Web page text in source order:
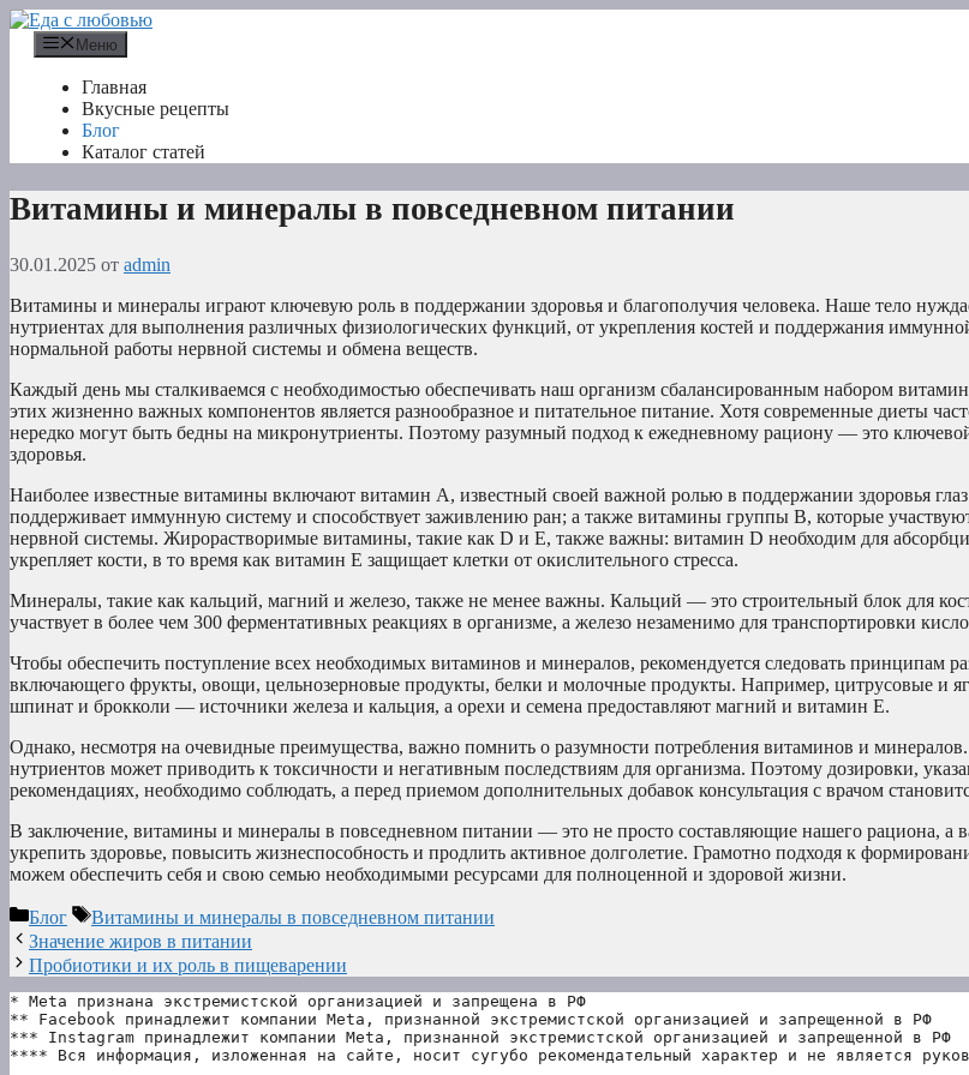
Перейти
содержимому
Меню
Главная
Вкусные рецепты
Блог
Каталог статей
Витамины и минералы в повседневном питании
30.01.2025 от admin
Витамины и минералы играют ключевую роль в поддержании здоровья и благополучия человека. Наше тело
нутриентах для выполнения различных физиологических функций, от укрепления костей и поддержания
нормальной работы нервной системы и обмена веществ.
Каждый день мы сталкиваемся с необходимостью обеспечивать наш организм сбалансированным набором
этих жизненно важных компонентов является разнообразное и питательное питание. Хотя современные диеты
нередко могут быть бедны на микронутриенты. Поэтому разумный подход к ежедневному рациону — это
здоровья.
Наиболее известные витамины включают витамин A, известный своей важной ролью в поддержании здоровья
поддерживает иммунную систему и способствует заживлению ран; а также витамины группы B, которые
нервной системы. Жирорастворимые витамины, такие как D и E, также важны: витамин D необходим для
укрепляет кости, в то время как витамин E защищает клетки от окислительного стресса.
Минералы, такие как кальций, магний и железо, также не менее важны. Кальций — это строительный блок для
участвует в более чем 300 ферментативных реакциях в организме, а железо незаменимо для транспортировки
Чтобы обеспечить поступление всех необходимых витаминов и минералов, рекомендуется следовать принципам
включающего фрукты, овощи, цельнозерновые продукты, белки и молочные продукты. Например, цитрусовые и
шпинат и брокколи — источники железа и кальция, а орехи и семена предоставляют магний и витамин E.
Однако, несмотря на очевидные преимущества, важно помнить о разумности потребления витаминов и
нутриентов может приводить к токсичности и негативным последствиям для организма. Поэтому дозировки,
рекомендациях, необходимо соблюдать, а перед приемом дополнительных добавок консультация с врачом
В заключение, витамины и минералы в повседневном питании — это не просто составляющие нашего рациона, а
укрепить здоровье, повысить жизнеспособность и продлить активное долголетие. Грамотно подходя к
можем обеспечить себя и свою семью необходимыми ресурсами для полноценной и здоровой жизни.
Рубрики
Блог Метки
Витамины и минералы в повседневном питании
Значение жиров в питании
Пробиотики и их роль в пищеварении
* Meta признана экстремистской организацией и запрещена в РФ
** Facebook принадлежит компании Meta, признанной экстремистской организацией и запрещенной в РФ
*** Instagram принадлежит компании Meta, признанной экстремистской организацией и запрещенной в РФ
**** Вся информация, изложенная на сайте, носит сугубо рекомендательный характер и не является